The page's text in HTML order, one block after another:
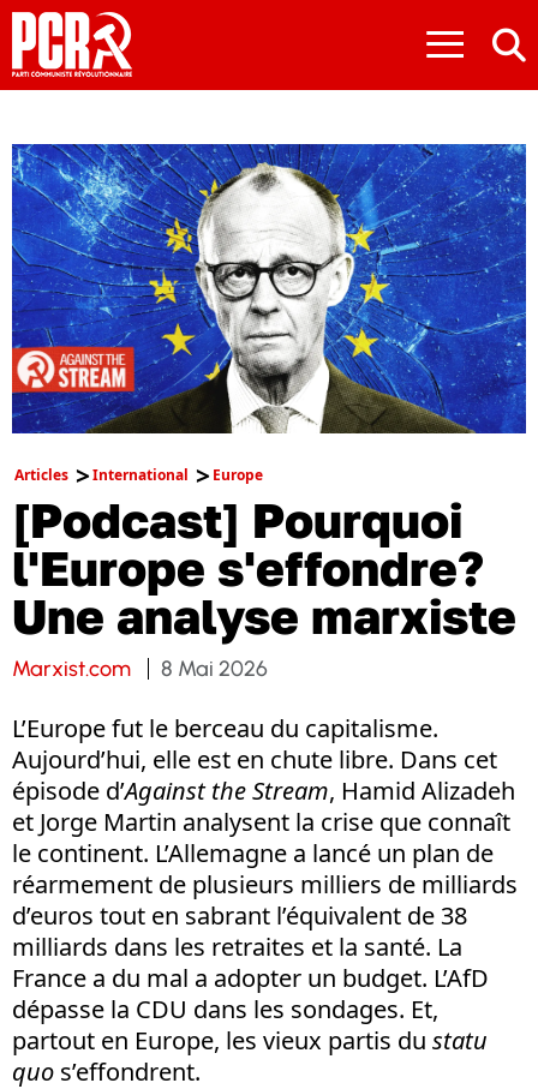
≡
Articles International Europe
[Podcast] Pourquoi
l'Europe s'effondre?
Une analyse marxiste
Marxist.com 8 Mai 2026
L’Europe fut le berceau du capitalisme.
Aujourd’hui, elle est en chute libre. Dans cet
épisode d’Against the Stream, Hamid Alizadeh
et Jorge Martin analysent la crise que connaît
le continent. L’Allemagne a lancé un plan de
réarmement de plusieurs milliers de milliards
d’euros tout en sabrant l’équivalent de 38
milliards dans les retraites et la santé. La
France a du mal a adopter un budget. L’AfD
dépasse la CDU dans les sondages. Et,
partout en Europe, les vieux partis du statu
quo s’effondrent.